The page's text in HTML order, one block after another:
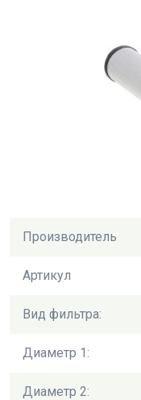
Производитель
Артикул
Вид фильтра:
Диаметр 1:
Диаметр 2: